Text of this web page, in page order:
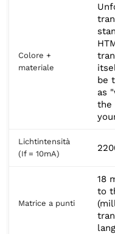
Colore +
materiale
be
as
the
Lichtintensità
(If = 10mA)
Matrice a punti
18
to